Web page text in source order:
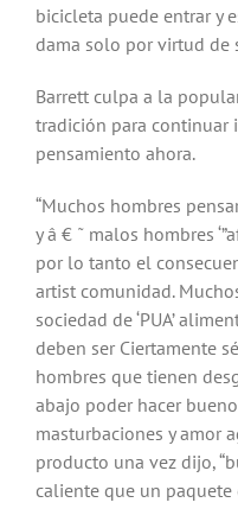
bicicleta puede entrar y
dama solo por virtud de
Barrett culpa a la
tradición para continuar
pensamiento ahora.
“Muchos hombres
y â € ˜ malos hombres
por lo tanto el
artist comunidad.
sociedad de ‘PUA’
deben ser Ciertamente
hombres que tienen
abajo poder hacer
masturbaciones y amor
producto una vez dijo,
caliente que un paquete